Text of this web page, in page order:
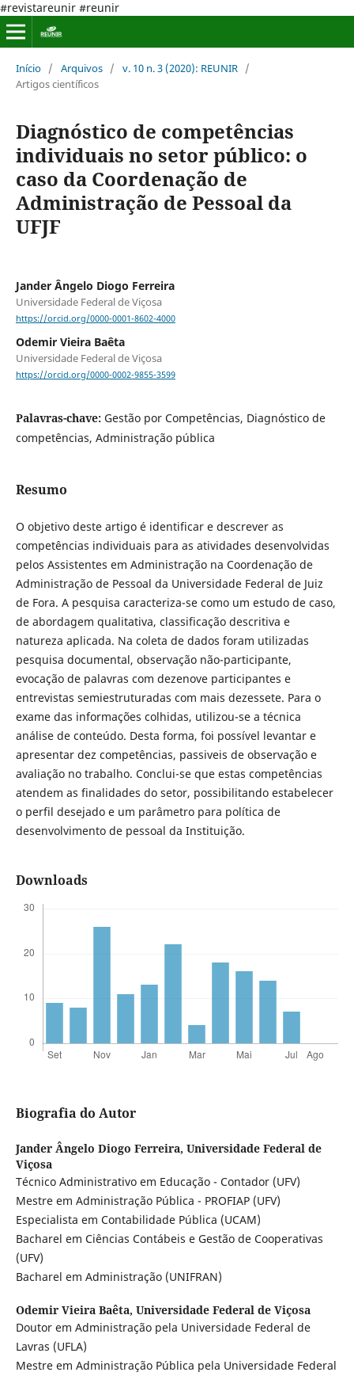
#revistareunir #reunir
Início / Arquivos / v. 10 n. 3 (2020): REUNIR /
Artigos científicos
Diagnóstico de competências
individuais no setor público: o
caso da Coordenação de
Administração de Pessoal da
UFJF
Jander Ângelo Diogo Ferreira
Universidade Federal de Viçosa
https://orcid.org/0000-0001-8602-4000
Odemir Vieira Baêta
Universidade Federal de Viçosa
https://orcid.org/0000-0002-9855-3599
Palavras-chave: Gestão por Competências, Diagnóstico de
competências, Administração pública
Resumo
O objetivo deste artigo é identificar e descrever as
competências individuais para as atividades desenvolvidas
pelos Assistentes em Administração na Coordenação de
Administração de Pessoal da Universidade Federal de Juiz
de Fora. A pesquisa caracteriza-se como um estudo de caso,
de abordagem qualitativa, classificação descritiva e
natureza aplicada. Na coleta de dados foram utilizadas
pesquisa documental, observação não-participante,
evocação de palavras com dezenove participantes e
entrevistas semiestruturadas com mais dezessete. Para o
exame das informações colhidas, utilizou-se a técnica
análise de conteúdo. Desta forma, foi possível levantar e
apresentar dez competências, passiveis de observação e
avaliação no trabalho. Conclui-se que estas competências
atendem as finalidades do setor, possibilitando estabelecer
o perfil desejado e um parâmetro para política de
desenvolvimento de pessoal da Instituição.
Downloads
Biografia do Autor
Jander Ângelo Diogo Ferreira, Universidade Federal de
Viçosa
Técnico Administrativo em Educação - Contador (UFV)
Mestre em Administração Pública - PROFIAP (UFV)
Especialista em Contabilidade Pública (UCAM)
Bacharel em Ciências Contábeis e Gestão de Cooperativas
(UFV)
Bacharel em Administração (UNIFRAN)
Odemir Vieira Baêta, Universidade Federal de Viçosa
Doutor em Administração pela Universidade Federal de
Lavras (UFLA)
Mestre em Administração Pública pela Universidade Federal